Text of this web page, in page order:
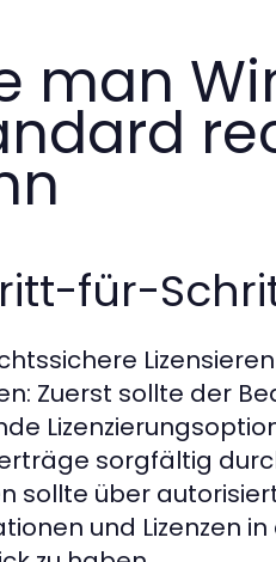
man
für-
Zuerst sollte der
sorgfältig
sollte über
und Lizenzen